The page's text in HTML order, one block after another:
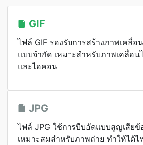
GIF
ไฟล์ GIF รองรับการสร้างภาพเคลื่อ
แบบจำกัด เหมาะสำหรับภาพเคลื่อน
และไอคอน
JPG
ไฟล์ JPG ใช้การบีบอัดแบบสูญเสีย
เหมาะสมสำหรับภาพถ่าย ทำให้ได้ไ